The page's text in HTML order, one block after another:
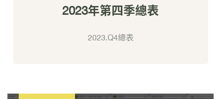
2023年第四季總表
2023.Q4總表